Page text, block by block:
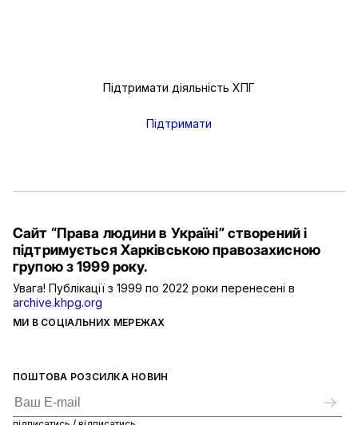
Підтримати діяльність ХПГ
Підтримати
ПОШТОВА РОЗСИЛКА НОВИН
МИ В СОЦІАЛЬНИХ МЕРЕЖАХ
Сайт “Права людини в Україні” створений і
підтримується Харківською правозахисною
групою з 1999 року.
Увага! Публікації з 1999 по 2022 роки перенесені в
archive.khpg.org